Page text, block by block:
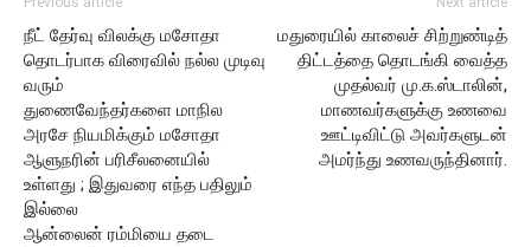
நீட் தேர்வு விலக்கு மசோதா
தொடர்பாக விரைவில் நல்ல முடிவு
வரும்
துணைவேந்தர்களை மாநில
அரசே நியமிக்கும் மசோதா
ஆளுநரின் பரிசீலனையில்
உள்ளது ; இதுவரை எந்த பதிலும்
இல்லை
ஆன்லைன் ரம்மியை தடை
மதுரையில் காலைச் சிற்றுண்டித்
திட்டத்தை தொடங்கி வைத்த
முதல்வர் மு.க.ஸ்டாலின்,
மாணவர்களுக்கு உணவை
ஊட்டிவிட்டு அவர்களுடன்
அமர்ந்து உணவருந்தினார்.